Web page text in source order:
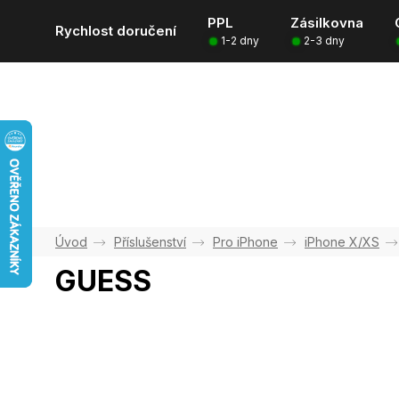
Rychlost doručení PPL Zásilkovna
1-2 dny 2-3 dny
Příslušenství Pro iPhone iPhone X/XS
GUESS